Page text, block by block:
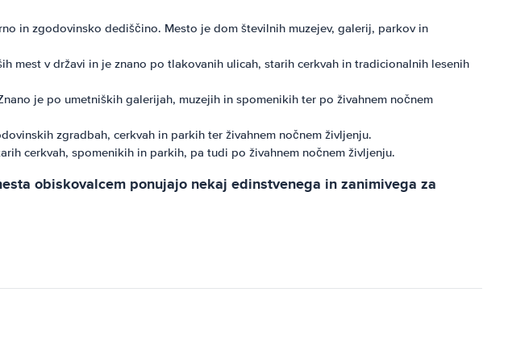
in zgodovinsko dediščino. Mesto je dom številnih muzejev, galerij, parkov in
mest v državi in je znano po tlakovanih ulicah, starih cerkvah in tradicionalnih lesenih
je po umetniških galerijah, muzejih in spomenikih ter po živahnem nočnem
zgradbah, cerkvah in parkih ter živahnem nočnem življenju.
cerkvah, spomenikih in parkih, pa tudi po živahnem nočnem življenju.
obiskovalcem ponujajo nekaj edinstvenega in zanimivega za